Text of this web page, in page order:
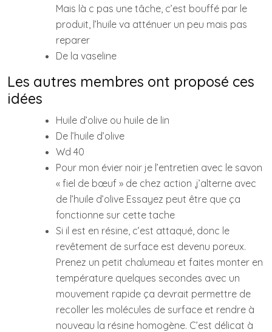
Mais là c pas une tâche, c’est bouffé par le
produit, l’huile va atténuer un peu mais pas
reparer
De la vaseline
Les autres membres ont proposé ces
idées
Huile d’olive ou huile de lin
De l’huile d’olive
Wd 40
Pour mon évier noir je l’entretien avec le savon
« fiel de bœuf » de chez action ,j’alterne avec
de l’huile d’olive Essayez peut être que ça
fonctionne sur cette tache
Si il est en résine, c’est attaqué, donc le
revêtement de surface est devenu poreux.
Prenez un petit chalumeau et faites monter en
température quelques secondes avec un
mouvement rapide ça devrait permettre de
recoller les molécules de surface et rendre à
nouveau la résine homogène. C’est délicat à